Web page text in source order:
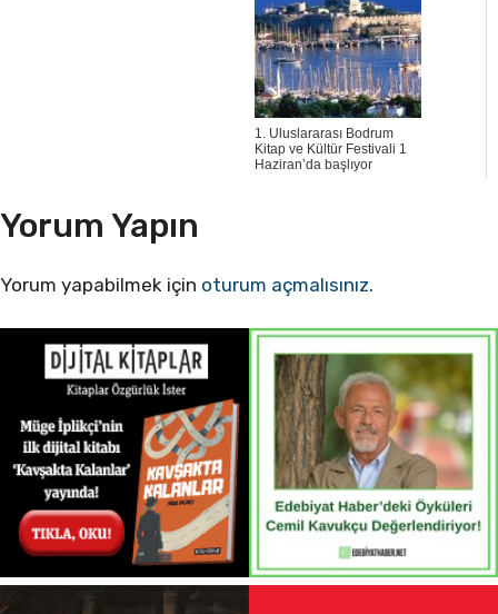
1. Uluslararası Bodrum
Kitap ve Kültür Festivali 1
Haziran’da başlıyor
Yorum Yapın
Yorum yapabilmek için oturum açmalısınız.